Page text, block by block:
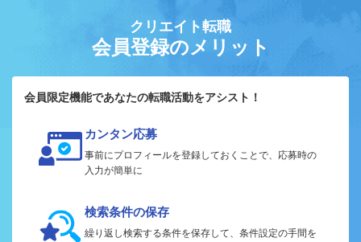
クリエイト転職
会員登録のメリット
会員限定機能であなたの転職活動をアシスト！
カンタン応募
事前にプロフィールを登録しておくことで、応募時の
入力が簡単に
検索条件の保存
繰り返し検索する条件を保存して、条件設定の手間を